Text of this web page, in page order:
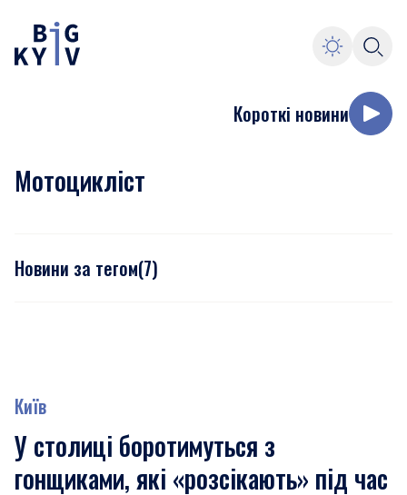
Короткі новини
Мотоцикліст
Новини за тегом(7)
Київ
У столиці боротимуться з
гонщиками, які «розсікають» під час